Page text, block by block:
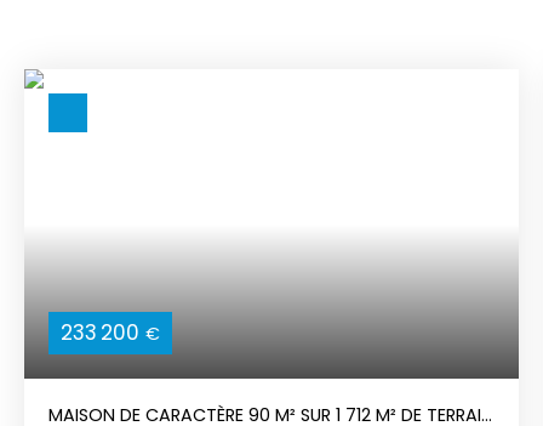
233 200 €
MAISON DE CARACTÈRE 90 M² SUR 1 712 M² DE TERRAIN